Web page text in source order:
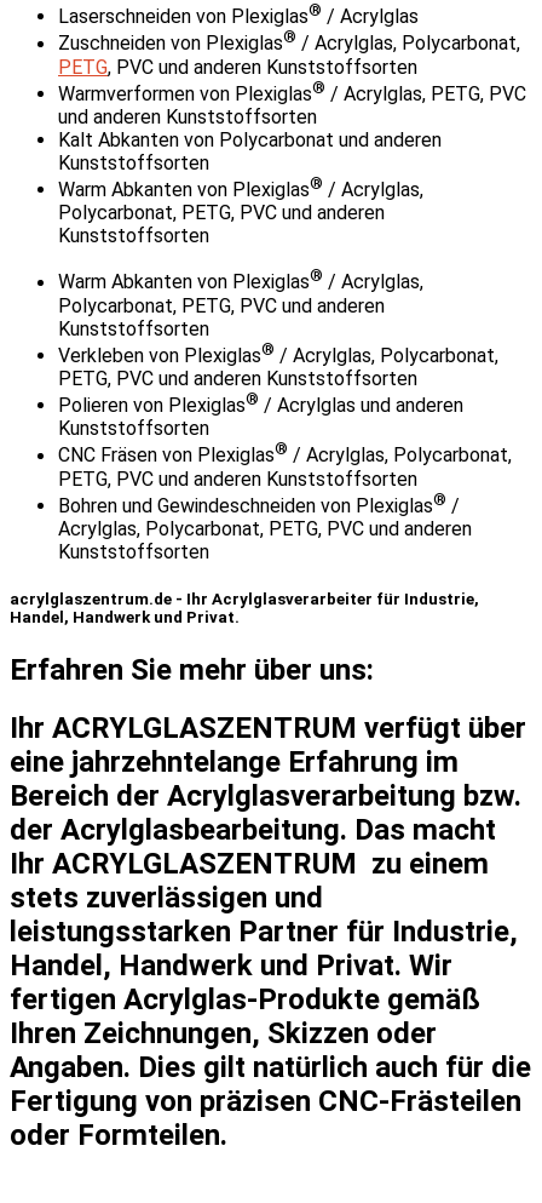
Laserschneiden von Plexiglas® / Acrylglas
Zuschneiden von Plexiglas® / Acrylglas, Polycarbonat,
PETG, PVC und anderen Kunststoffsorten
Warmverformen von Plexiglas® / Acrylglas, PETG, PVC
und anderen Kunststoffsorten
Kalt Abkanten von Polycarbonat und anderen
Kunststoffsorten
Warm Abkanten von Plexiglas® / Acrylglas,
Polycarbonat, PETG, PVC und anderen
Kunststoffsorten
Warm Abkanten von Plexiglas® / Acrylglas,
Polycarbonat, PETG, PVC und anderen
Kunststoffsorten
Verkleben von Plexiglas® / Acrylglas, Polycarbonat,
PETG, PVC und anderen Kunststoffsorten
Polieren von Plexiglas® / Acrylglas und anderen
Kunststoffsorten
CNC Fräsen von Plexiglas® / Acrylglas, Polycarbonat,
PETG, PVC und anderen Kunststoffsorten
Bohren und Gewindeschneiden von Plexiglas® /
Acrylglas, Polycarbonat, PETG, PVC und anderen
Kunststoffsorten
acrylglaszentrum.de - Ihr Acrylglasverarbeiter für Industrie,
Handel, Handwerk und Privat.
Erfahren Sie mehr über uns:
Ihr ACRYLGLASZENTRUM verfügt über
eine jahrzehntelange Erfahrung im
Bereich der Acrylglasverarbeitung bzw.
der Acrylglasbearbeitung. Das macht
Ihr ACRYLGLASZENTRUM zu einem
stets zuverlässigen und
leistungsstarken Partner für Industrie,
Handel, Handwerk und Privat. Wir
fertigen Acrylglas-Produkte gemäß
Ihren Zeichnungen, Skizzen oder
Angaben. Dies gilt natürlich auch für die
Fertigung von präzisen CNC-Frästeilen
oder Formteilen.